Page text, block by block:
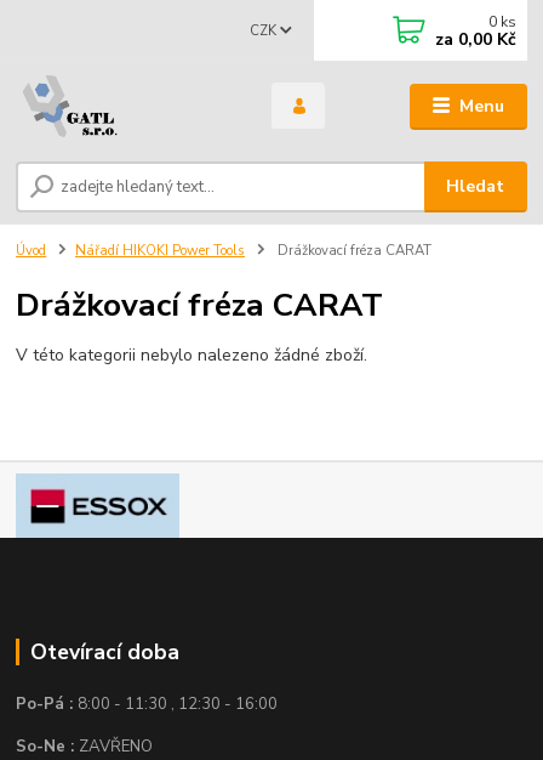
Menu
CZK
Hledat
0 ks
za 0,00 Kč
Úvod Nářadí HIKOKI Power Tools Drážkovací fréza CARAT
Drážkovací fréza CARAT
V této kategorii nebylo nalezeno žádné zboží.
Otevírací doba
Po-Pá : 8:00 - 11:30 , 12:30 - 16:00
So-Ne : ZAVŘENO